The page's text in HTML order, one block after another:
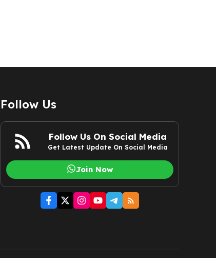
Follow Us
Follow Us On Social Media
Get Latest Update On Social Media
Join Now